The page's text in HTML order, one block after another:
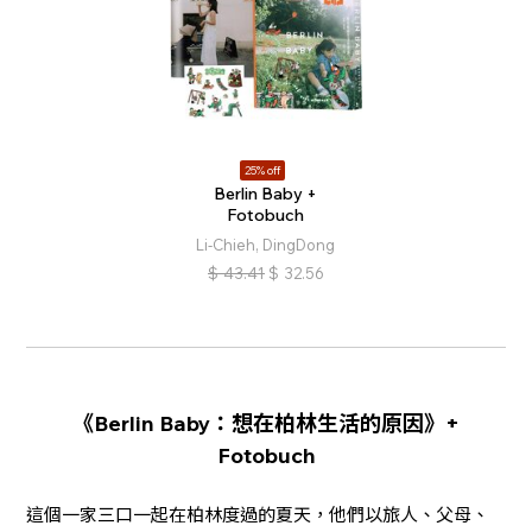
25% off
Berlin Baby +
Fotobuch
Li-Chieh, DingDong
$ 43.41 $ 32.56
《Berlin Baby：想在柏林生活的原因》+
Fotobuch
這個一家三口一起在柏林度過的夏天，他們以旅人、父母、